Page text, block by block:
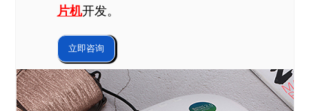
片机开发。
立即咨询